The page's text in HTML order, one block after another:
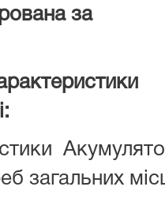
за
загальних